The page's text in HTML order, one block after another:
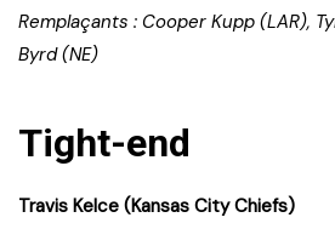
Remplaçants : Cooper Kupp (LAR),
Byrd (NE)
Tight-end
Travis Kelce (Kansas City Chiefs)